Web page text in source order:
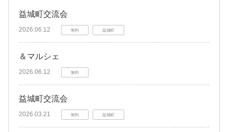
益城町交流会
2026.06.12 無料 益城町
＆マルシェ
2026.06.12 無料
益城町交流会
2026.03.21 無料 益城町